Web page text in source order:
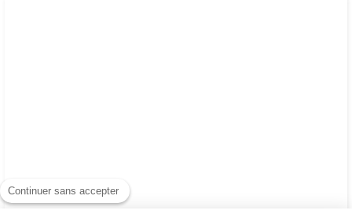
Continuer sans accepter